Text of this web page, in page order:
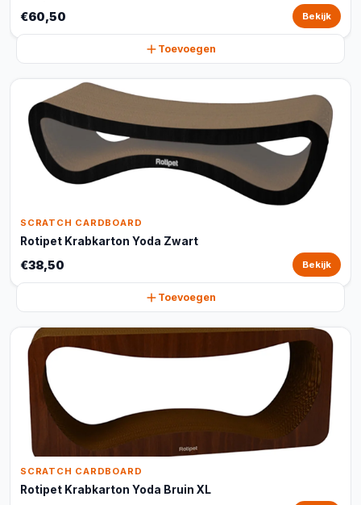
€60,50 Bekijk
Toevoegen
SCRATCH CARDBOARD
Rotipet Krabkarton Yoda Zwart
€38,50 Bekijk
Toevoegen
SCRATCH CARDBOARD
Rotipet Krabkarton Yoda Bruin XL